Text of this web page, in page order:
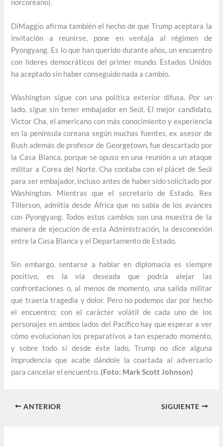
norcoreano).
DiMaggio afirma también el hecho de que Trump aceptara la
invitación a reunirse, pone en ventaja al régimen de
Pyongyang. Es lo que han querido durante años, un encuentro
con líderes democráticos del primer mundo. Estados Unidos
ha aceptado sin haber conseguido nada a cambio.
Washington sigue con una política exterior difusa. Por un
lado, sigue sin tener embajador en Seúl. El mejor candidato,
Victor Cha, el americano con más conocimiento y experiencia
en la península coreana según muchas fuentes, ex asesor de
Bush además de profesor de Georgetown, fue descartado por
la Casa Blanca, porque se opuso en una reunión a un ataque
militar a Corea del Norte. Cha contaba con el plácet de Seúl
para ser embajador, incluso antes de haber sido solicitado por
Washington. Mientras que el secretario de Estado, Rex
Tillerson, admitía desde África que no sabía de los avances
con Pyongyang. Todos estos cambios son una muestra de la
manera de ejecución de esta Administración, la desconexión
entre la Casa Blanca y el Departamento de Estado.
Sin embargo, sentarse a hablar en diplomacia es siempre
positivo, es la vía deseada que podría alejar las
confrontaciones o, al menos de momento, una salida militar
que traería tragedia y dolor. Pero no podemos dar por hecho
el encuentro; con el carácter volátil de cada uno de los
personajes en ambos lados del Pacífico hay que esperar a ver
cómo evolucionan los preparativos a tan esperado momento,
y sobre todo si desde éste lado, Trump no dice alguna
imprudencia que acabe dándole la coartada al adversario
para cancelar el encuentro. (Foto: Mark Scott Johnson)
ANTERIOR SIGUIENTE